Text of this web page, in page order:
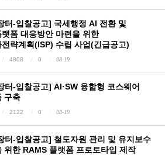
터-입찰공고] 국세행정 AI 전환 및
폼 대응방안 마련을 위한
전략계획(ISP) 수립 사업(긴급공고)
4808 0 08-19
터-입찰공고] AI·SW 융합형 코스웨어
구축
2122 0 08-19
터-입찰공고] 철도자원 관리 및 유지보수
위한 RAMS 플랫폼 프로토타입 제작